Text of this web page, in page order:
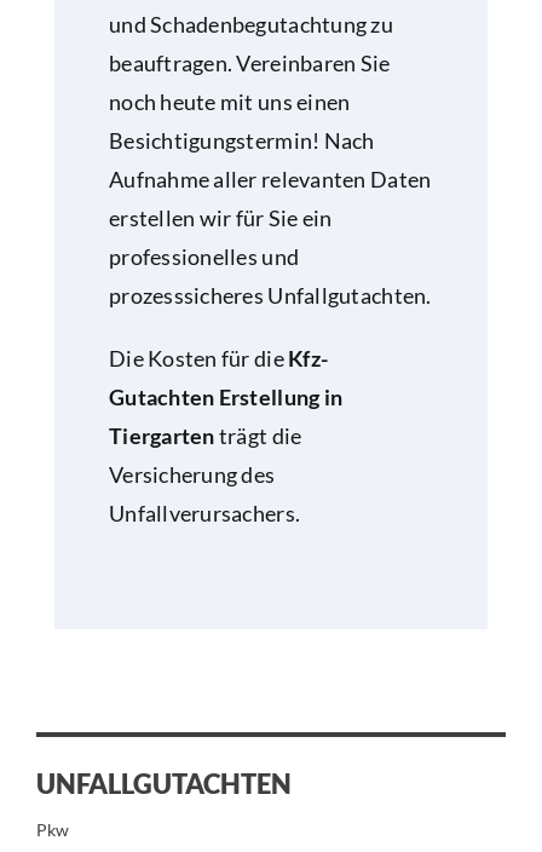
und Schadenbegutachtung zu
beauftragen. Vereinbaren Sie
noch heute mit uns einen
Besichtigungstermin! Nach
Aufnahme aller relevanten Daten
erstellen wir für Sie ein
professionelles und
prozesssicheres Unfallgutachten.
Die Kosten für dieKfz-
Gutachten Erstellung in
Tiergartenträgt die
Versicherung des
Unfallverursachers.
UNFALLGUTACHTEN
Pkw